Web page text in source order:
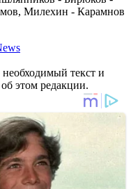
Милехин - Карамнов
текст и
этом редакции.